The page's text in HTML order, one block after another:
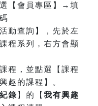
【會員專區】→填
動查詢】，先於左
程系列，右方會顯
程，並點選【課程
趣的課程】。
錄 】的【 我有興趣